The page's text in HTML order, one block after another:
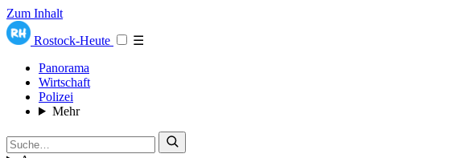
Zum Inhalt
Rostock-Heute
☰
Panorama
Wirtschaft
Polizei
Mehr